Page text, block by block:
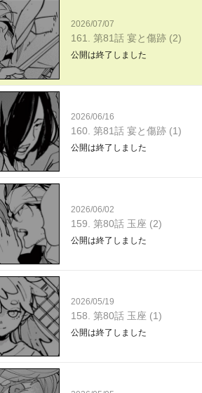
2026/07/07
161. 第81話 宴と傷跡 (2)
公開は終了しました
2026/06/16
160. 第81話 宴と傷跡 (1)
公開は終了しました
2026/06/02
159. 第80話 玉座 (2)
公開は終了しました
2026/05/19
158. 第80話 玉座 (1)
公開は終了しました